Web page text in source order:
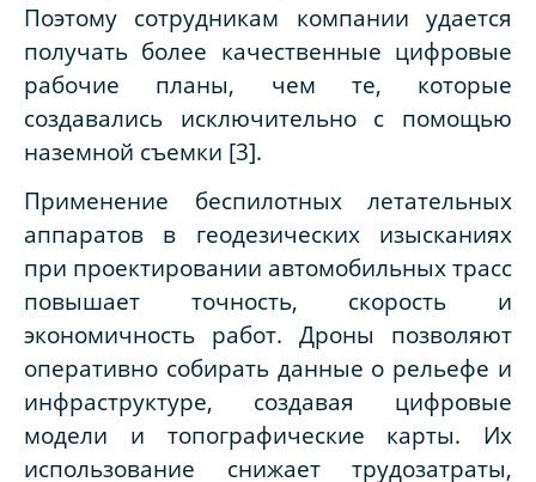
Поэтому сотрудникам компании удается
получать более качественные цифровые
рабочие планы, чем те, которые
создавались исключительно с помощью
наземной съемки [3].
Применение беспилотных летательных
аппаратов в геодезических изысканиях
при проектировании автомобильных трасс
повышает точность, скорость и
экономичность работ. Дроны позволяют
оперативно собирать данные о рельефе и
инфраструктуре, создавая цифровые
модели и топографические карты. Их
использование снижает трудозатраты,